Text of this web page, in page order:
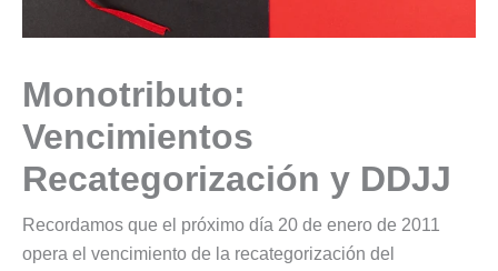
Monotributo:
Vencimientos
Recategorización y DDJJ
Recordamos que el próximo día 20 de enero de 2011
opera el vencimiento de la recategorización del